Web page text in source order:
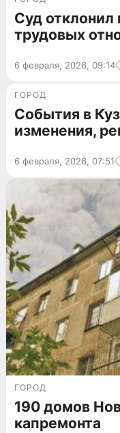
Суд отклонил
трудовых
6 февраля, 2026, 09:14
ГОРОД
События в
изменения,
6 февраля, 2026, 07:51
ГОРОД
190 домов
капремонта